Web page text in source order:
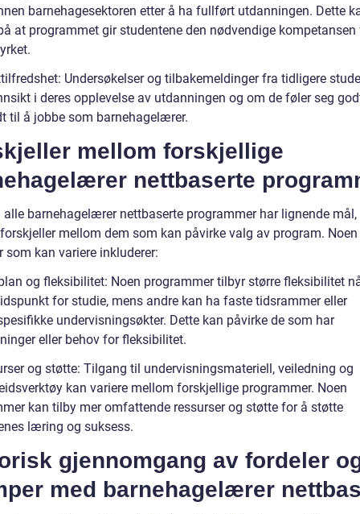
barnehagesektoren etter å ha fullført utdanningen. Dette
at programmet gir studentene den nødvendige kompetansen
Undersøkelser og tilbakemeldinger fra tidligere
i deres opplevelse av utdanningen og om de føler seg
til å jobbe som barnehagelærer.
mellom forskjellige
nettbaserte
alle barnehagelærer nettbaserte programmer har lignende mål,
mellom dem som kan påvirke valg av program. Noen
som kan variere inkluderer:
og fleksibilitet: Noen programmer tilbyr større fleksibilitet
for studie, mens andre kan ha faste tidsrammer eller
undervisningsøkter. Dette kan påvirke de som har
eller behov for fleksibilitet.
og støtte: Tilgang til undervisningsmateriell, veiledning og
kan variere mellom forskjellige programmer. Noen
kan tilby mer omfattende ressurser og støtte for å støtte
læring og suksess.
gjennomgang av fordeler
med barnehagelærer